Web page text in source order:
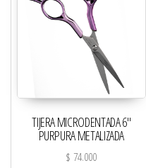
TIJERA MICRODENTADA 6″
PURPURA METALIZADA
$ 74.000